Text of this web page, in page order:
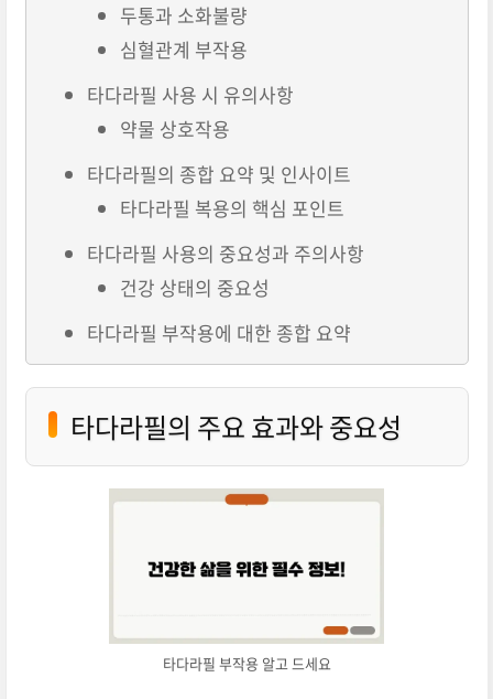
두통과 소화불량
심혈관계 부작용
타다라필 사용 시 유의사항
약물 상호작용
타다라필의 종합 요약 및 인사이트
타다라필 복용의 핵심 포인트
타다라필 사용의 중요성과 주의사항
건강 상태의 중요성
타다라필 부작용에 대한 종합 요약
타다라필의 주요 효과와 중요성
타다라필 부작용 알고 드세요